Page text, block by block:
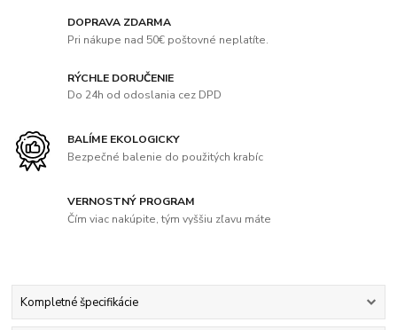
DOPRAVA ZDARMA
Pri nákupe nad 50€ poštovné neplatíte.
RÝCHLE DORUČENIE
Do 24h od odoslania cez DPD
BALÍME EKOLOGICKY
Bezpečné balenie do použitých krabíc
VERNOSTNÝ PROGRAM
Čím viac nakúpite, tým vyššiu zľavu máte
Kompletné špecifikácie